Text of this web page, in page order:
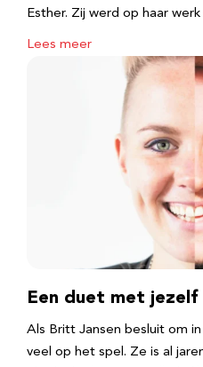
Esther. Zij werd op haar
Lees meer
Een duet met jezelf
Als Britt Jansen besluit om
veel op het spel. Ze is al